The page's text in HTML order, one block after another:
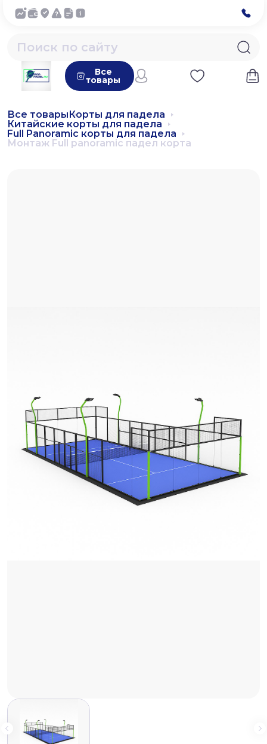
Все
товары
Все товарыКорты для падела
Китайские корты для падела
Full Panoramic корты для падела
Монтаж Full panoramic падел корта